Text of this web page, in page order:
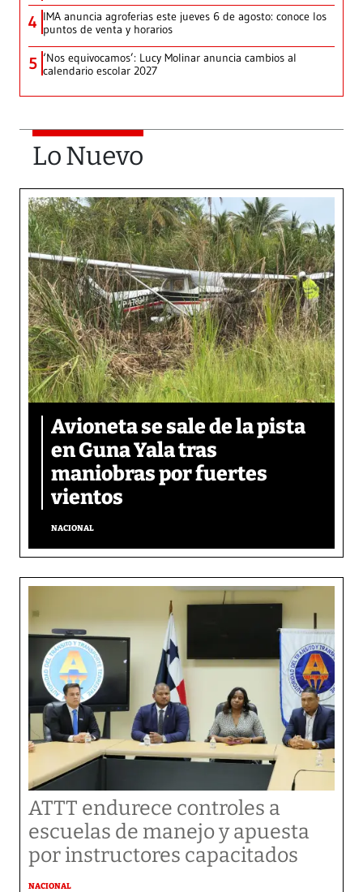
4 IMA anuncia agroferias este jueves 6 de agosto: conoce los
puntos de venta y horarios
5 ‘Nos equivocamos’: Lucy Molinar anuncia cambios al
calendario escolar 2027
Lo Nuevo
Avioneta se sale de la pista
en Guna Yala tras
maniobras por fuertes
vientos
NACIONAL
ATTT endurece controles a
escuelas de manejo y apuesta
por instructores capacitados
NACIONAL